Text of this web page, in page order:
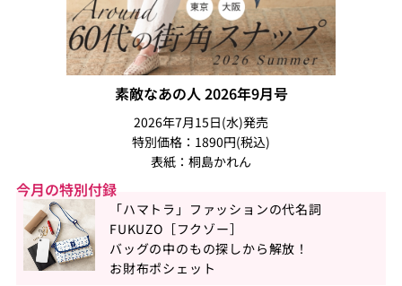
素敵なあの人 2026年9月号
2026年7月15日(水)発売
特別価格：1890円(税込)
表紙：桐島かれん
今月の特別付録
「ハマトラ」ファッションの代名詞
FUKUZO［フクゾー］
バッグの中のもの探しから解放！
お財布ポシェット